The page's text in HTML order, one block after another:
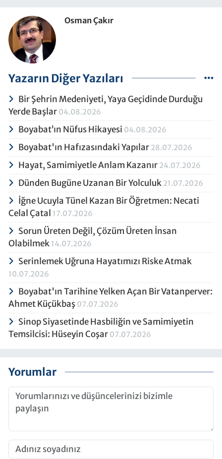
Osman Çakır
Yazarın Diğer Yazıları
Bir Şehrin Medeniyeti, Yaya Geçidinde Durduğu
Yerde Başlar 04.08.2026
Boyabat’ın Nüfus Hikayesi 04.08.2026
Boyabat'ın Hafızasındaki Yapılar 28.07.2026
Hayat, Samimiyetle Anlam Kazanır 24.07.2026
Dünden Bugüne Uzanan Bir Yolculuk 21.07.2026
İğne Ucuyla Tünel Kazan Bir Öğretmen: Necati
Celal Çatal 17.07.2026
Sorun Üreten Değil, Çözüm Üreten İnsan
Olabilmek 14.07.2026
Serinlemek Uğruna Hayatımızı Riske Atmak
10.07.2026
Boyabat'ın Tarihine Yelken Açan Bir Vatanperver:
Ahmet Küçükbaş 07.07.2026
Sinop Siyasetinde Hasbiliğin ve Samimiyetin
Temsilcisi: Hüseyin Coşar 07.07.2026
Yorumlar